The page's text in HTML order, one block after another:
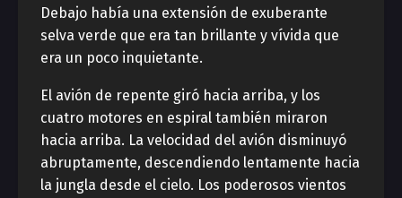
Debajo había una extensión de exuberante
selva verde que era tan brillante y vívida que
era un poco inquietante.
El avión de repente giró hacia arriba, y los
cuatro motores en espiral también miraron
hacia arriba. La velocidad del avión disminuyó
abruptamente, descendiendo lentamente hacia
la jungla desde el cielo. Los poderosos vientos